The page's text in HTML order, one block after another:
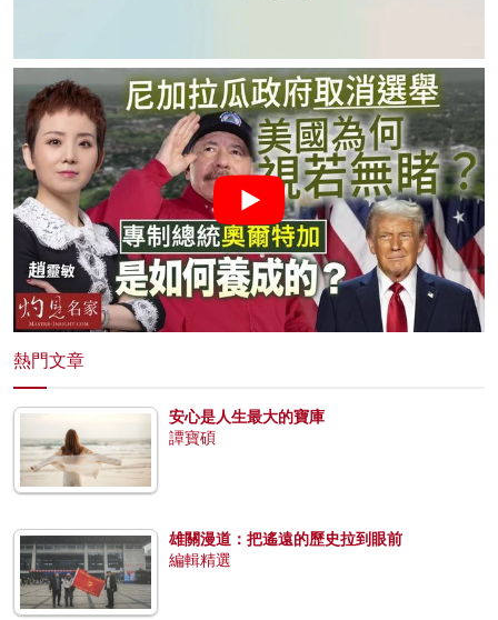
熱門文章
安心是人生最大的寶庫
譚寶碩
雄關漫道：把遙遠的歷史拉到眼前
編輯精選